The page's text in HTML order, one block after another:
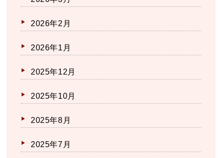
2026年2月
2026年1月
2025年12月
2025年10月
2025年8月
2025年7月